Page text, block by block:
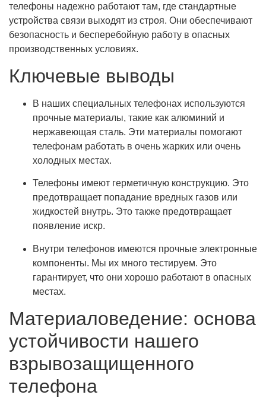
телефоны надежно работают там, где стандартные
устройства связи выходят из строя. Они обеспечивают
безопасность и бесперебойную работу в опасных
производственных условиях.
Ключевые выводы
В наших специальных телефонах используются
прочные материалы, такие как алюминий и
нержавеющая сталь. Эти материалы помогают
телефонам работать в очень жарких или очень
холодных местах.
Телефоны имеют герметичную конструкцию. Это
предотвращает попадание вредных газов или
жидкостей внутрь. Это также предотвращает
появление искр.
Внутри телефонов имеются прочные электронные
компоненты. Мы их много тестируем. Это
гарантирует, что они хорошо работают в опасных
местах.
Материаловедение: основа
устойчивости нашего
взрывозащищенного
телефона